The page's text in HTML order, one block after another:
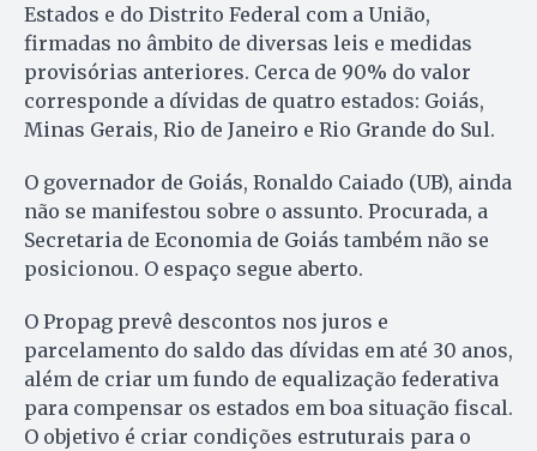
Estados e do Distrito Federal com a União,
firmadas no âmbito de diversas leis e medidas
provisórias anteriores. Cerca de 90% do valor
corresponde a dívidas de quatro estados: Goiás,
Minas Gerais, Rio de Janeiro e Rio Grande do Sul.
O governador de Goiás, Ronaldo Caiado (UB), ainda
não se manifestou sobre o assunto. Procurada, a
Secretaria de Economia de Goiás também não se
posicionou. O espaço segue aberto.
O Propag prevê descontos nos juros e
parcelamento do saldo das dívidas em até 30 anos,
além de criar um fundo de equalização federativa
para compensar os estados em boa situação fiscal.
O objetivo é criar condições estruturais para o